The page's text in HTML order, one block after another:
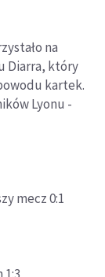
na
Diarra, który
kartek.
Lyonu -
mecz 0:1